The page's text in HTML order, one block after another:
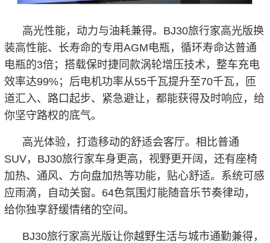
高光性能，动力与油耗兼得。BJ30旅行家高光版换
装高性能、长寿命的专用AGM电瓶，循环寿命达普通
电瓶的3倍；搭载保时捷同款涡轮增压技术，整车充电
效率达99%；后电机功率从55千瓦提升至70千瓦，匝
道汇入、路口起步、紧急避让，都能获得及时响应，给
你坚守路权的底气。
高光体验，打造移动的舒适会客厅。相比普通
SUV，BJ30旅行家车身更高，视野更开阔，还有座椅
加热、通风、方向盘加热等功能，贴心舒适。系统可感
应雨滴，自动关窗。64色氛围灯能随音乐节奏律动，
给你独享舒缓情绪的空间。
BJ30旅行家高光版让你越野生活与城市通勤兼得，